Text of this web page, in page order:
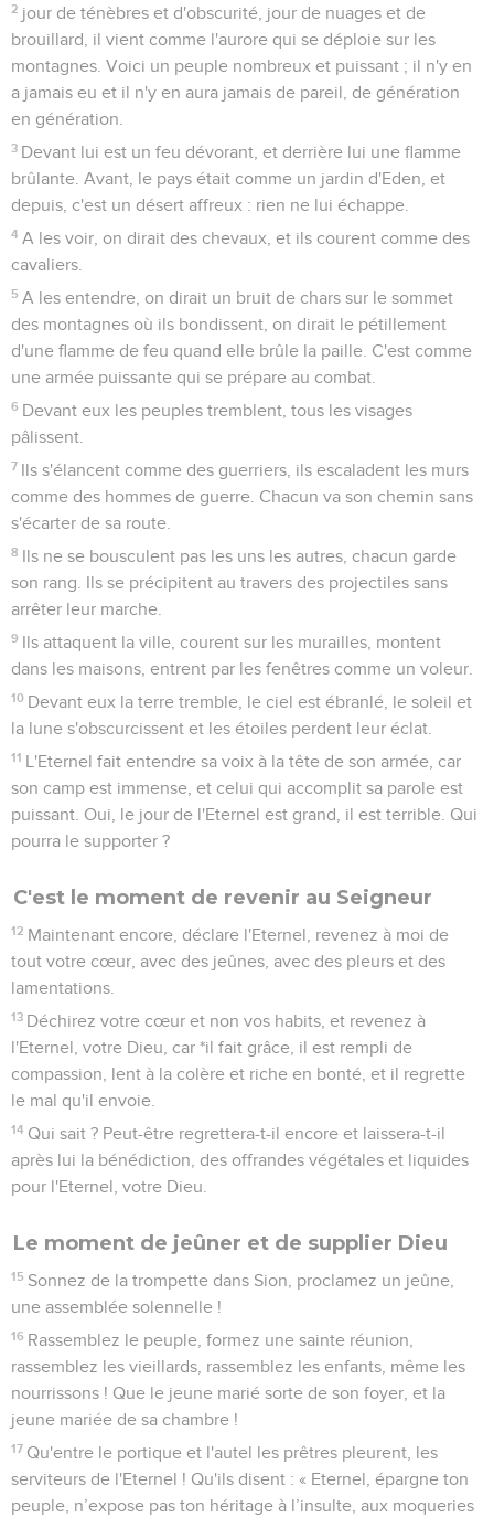
2 jour de ténèbres et d'obscurité, jour de nuages et de
brouillard, il vient comme l'aurore qui se déploie sur les
montagnes. Voici un peuple nombreux et puissant ; il n'y en
a jamais eu et il n'y en aura jamais de pareil, de génération
en génération.
3 Devant lui est un feu dévorant, et derrière lui une flamme
brûlante. Avant, le pays était comme un jardin d'Eden, et
depuis, c'est un désert affreux : rien ne lui échappe.
4 A les voir, on dirait des chevaux, et ils courent comme des
cavaliers.
5 A les entendre, on dirait un bruit de chars sur le sommet
des montagnes où ils bondissent, on dirait le pétillement
d'une flamme de feu quand elle brûle la paille. C'est comme
une armée puissante qui se prépare au combat.
6 Devant eux les peuples tremblent, tous les visages
pâlissent.
7 Ils s'élancent comme des guerriers, ils escaladent les murs
comme des hommes de guerre. Chacun va son chemin sans
s'écarter de sa route.
8 Ils ne se bousculent pas les uns les autres, chacun garde
son rang. Ils se précipitent au travers des projectiles sans
arrêter leur marche.
9 Ils attaquent la ville, courent sur les murailles, montent
dans les maisons, entrent par les fenêtres comme un voleur.
10 Devant eux la terre tremble, le ciel est ébranlé, le soleil et
la lune s'obscurcissent et les étoiles perdent leur éclat.
11 L'Eternel fait entendre sa voix à la tête de son armée, car
son camp est immense, et celui qui accomplit sa parole est
puissant. Oui, le jour de l'Eternel est grand, il est terrible. Qui
pourra le supporter ?
C'est le moment de revenir au Seigneur
12 Maintenant encore, déclare l'Eternel, revenez à moi de
tout votre cœur, avec des jeûnes, avec des pleurs et des
lamentations.
13 Déchirez votre cœur et non vos habits, et revenez à
l'Eternel, votre Dieu, car *il fait grâce, il est rempli de
compassion, lent à la colère et riche en bonté, et il regrette
le mal qu'il envoie.
14 Qui sait ? Peut-être regrettera-t-il encore et laissera-t-il
après lui la bénédiction, des offrandes végétales et liquides
pour l'Eternel, votre Dieu.
Le moment de jeûner et de supplier Dieu
15 Sonnez de la trompette dans Sion, proclamez un jeûne,
une assemblée solennelle !
16 Rassemblez le peuple, formez une sainte réunion,
rassemblez les vieillards, rassemblez les enfants, même les
nourrissons ! Que le jeune marié sorte de son foyer, et la
jeune mariée de sa chambre !
17 Qu'entre le portique et l'autel les prêtres pleurent, les
serviteurs de l'Eternel ! Qu'ils disent : « Eternel, épargne ton
peuple, n’expose pas ton héritage à l’insulte, aux moqueries